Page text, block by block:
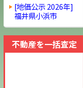
[地価公示 2026年]
福井県小浜市
不動産を一括査定